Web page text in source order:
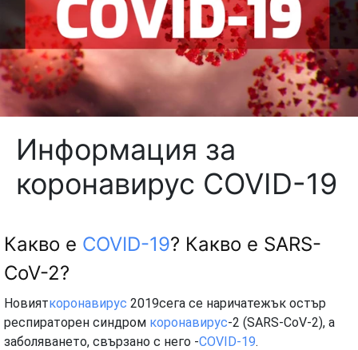
Информация за
коронавирус COVID-19
Какво е COVID-19? Какво е SARS-
CoV-2?
Новияткоронавирус 2019сега се наричатежък остър
респираторен синдром коронавирус-2 (SARS-CoV-2), а
заболяването, свързано с него -COVID-19.